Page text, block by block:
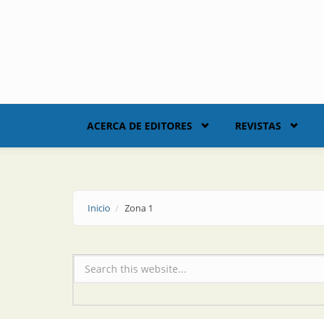
ACERCA DE EDITORES REVISTAS
Inicio Zona 1
Formulario de búsqueda